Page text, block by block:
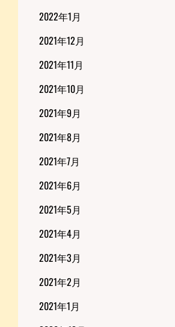
2022年1月
2021年12月
2021年11月
2021年10月
2021年9月
2021年8月
2021年7月
2021年6月
2021年5月
2021年4月
2021年3月
2021年2月
2021年1月